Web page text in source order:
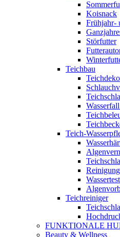
Koisnack
Frühjahr-
Störfutter
Teichbau
Teichdeko
Teich-
Wassertest
Teichreiniger
FUNKTIONALE
Beauty & Wellness